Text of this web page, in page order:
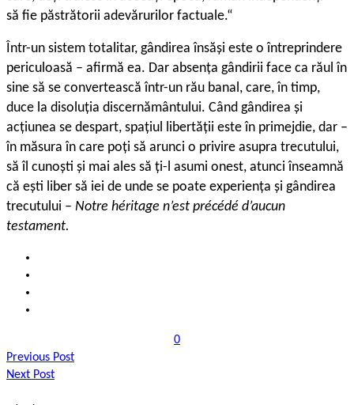
să fie păstrătorii adevărurilor factuale.“
Într-un sistem totalitar, gândirea însăși este o întreprindere
periculoasă – afirmă ea. Dar absența gândirii face ca răul în
sine să se convertească într-un rău banal, care, în timp,
duce la disoluția discernământului. Când gândirea și
acțiunea se despart, spațiul libertății este în primejdie, dar –
în măsura în care poți să arunci o privire asupra trecutului,
să îl cunoști și mai ales să ți-l asumi onest, atunci înseamnă
că ești liber să iei de unde se poate experiența și gândirea
trecutului – Notre héritage n’est précédé d’aucun
testament.
0
Previous Post
Next Post